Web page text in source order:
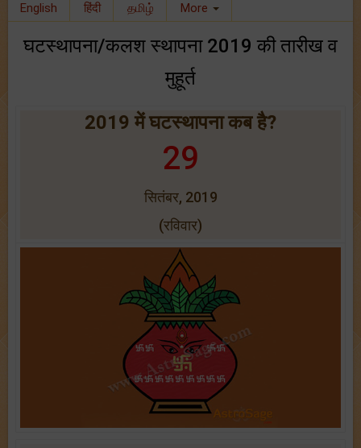
English
हिंदी தமிழ் More
घटस्थापना/कलश स्थापना 2019 की तारीख व
मुहूर्त
2019 में घटस्थापना कब है?
29
सितंबर, 2019
(रविवार)